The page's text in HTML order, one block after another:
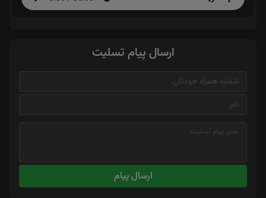
ارسال پیام تسلیت
ارسال پیام